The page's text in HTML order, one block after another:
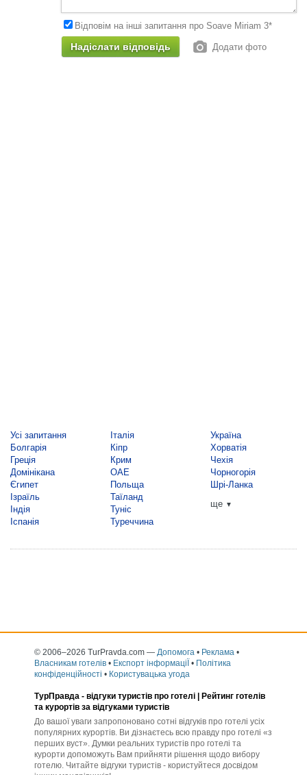
Відповім на інші запитання про Soave Miriam 3*
Додати фото
Усі запитання
Болгарія
Греція
Домінікана
Єгипет
Ізраїль
Індія
Іспанія
Італія
Кіпр
Крим
ОАЕ
Польща
Таїланд
Туніс
Туреччина
Україна
Хорватія
Чехія
Чорногорія
Шрі-Ланка
ще ▼
© 2006–2026 TurPravda.com — Допомога • Реклама •
Власникам готелів • Експорт інформаціЇ • Політика
конфіденційності • Користувацька угода
ТурПравда - відгуки туристів про готелі | Рейтинг готелів
та курортів за відгуками туристів
До вашої уваги запропоновано сотні відгуків про готелі усіх
популярних курортів. Ви дізнаєтесь всю правду про готелі «з
перших вуст». Думки реальних туристів про готелі та
курорти допоможуть Вам прийняти рішення щодо вибору
готелю. Читайте відгуки туристів - користуйтеся досвідом